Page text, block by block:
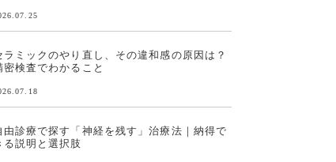
ラミックのやり直し、その違和感の原因は？
密検査でわかること
由診療で探す「神経を残す」治療法｜納得で
る説明と選択肢